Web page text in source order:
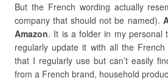
But the French wording actually
company that should not be named).
Amazon. It is a folder in my personal
regularly update it with all the
that I regularly use but can’t easily
from a French brand, household